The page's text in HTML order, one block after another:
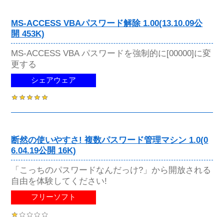
MS-ACCESS VBAパスワード解除 1.00(13.10.09公
開 453K)
MS-ACCESS VBA パスワードを強制的に[00000]に変
更する
シェアウェア
断然の使いやすさ! 複数パスワード管理マシン 1.0(0
6.04.19公開 16K)
「こっちのパスワードなんだっけ?」から開放される
自由を体験してください!
フリーソフト